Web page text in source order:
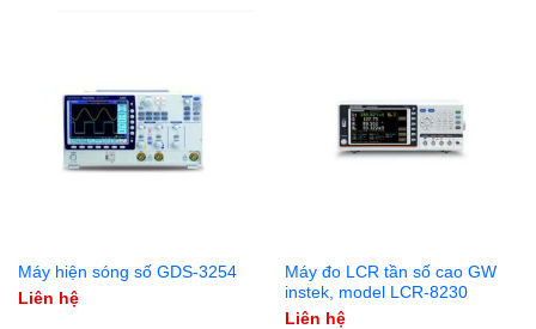
Máy hiện sóng số GDS-3254
Liên hệ
Máy đo LCR tần số cao GW
instek, model LCR-8230
Liên hệ